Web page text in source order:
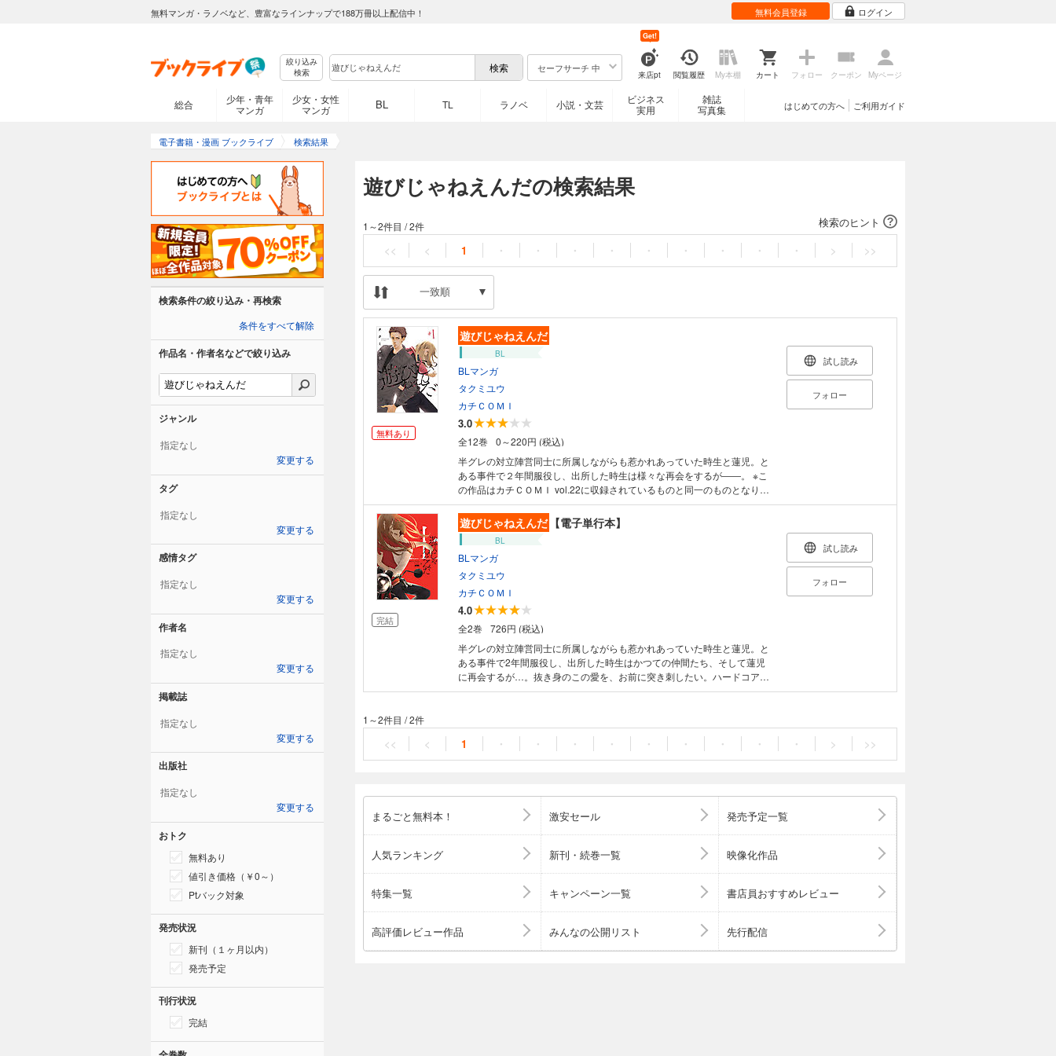
無料マンガ・ラノベなど、豊富なラインナップで188万冊以上配信中！ 無料会員登録 ログイン
絞り込み
検索
セーフサーチ 中
来店pt
Get!
閲覧履歴 My本棚 カート フォロー クーポン Myページ
総合
少年・青年
マンガ
少女・女性
マンガ
BL TL ラノベ 小説・文芸
ビジネス
実用
雑誌
写真集
ご利用ガイド
はじめての方へ
電子書籍・漫画 ブックライブ 検索結果
遊びじゃねえんだの検索結果
検索のヒント
1～2件目 /2件
<< < 1 ・ ・ ・ ・ ・ ・ ・ ・ ・ > >>
一致順
無料あり
遊びじゃねえんだ
BL
BLマンガ
タクミユウ
カチＣＯＭＩ
3.0
全12巻
0～220円 (税込)
半グレの対立陣営同士に所属しながらも惹かれあっていた時生と蓮児。と
ある事件で２年間服役し、出所した時生は様々な再会をするが――。 ※こ
の作品はカチＣＯＭＩ vol.22に収録されているものと同一のものとなりま
す。
試し読み
フォロー
完結
遊びじゃねえんだ 【電子単行本】
BL
BLマンガ
タクミユウ
カチＣＯＭＩ
4.0
全2巻
726円 (税込)
半グレの対立陣営同士に所属しながらも惹かれあっていた時生と蓮児。と
ある事件で2年間服役し、出所した時生はかつての仲間たち、そして蓮児
に再会するが…。抜き身のこの愛を、お前に突き刺したい。ハードコア・
ナイフエッジ・ラブ。 ※こちらは巻末に電子版のみの特典ペーパーがつい
試し読み
フォロー
1～2件目 /2件
<< < 1 ・ ・ ・ ・ ・ ・ ・ ・ ・ > >>
まるごと無料本！ 激安セール 発売予定一覧
人気ランキング 新刊・続巻一覧 映像化作品
特集一覧 キャンペーン一覧 書店員おすすめレビュー
高評価レビュー作品 みんなの公開リスト 先行配信
検索条件の絞り込み・再検索
条件をすべて解除
作品名・作者名などで絞り込み
ジャンル
指定なし
変更する
タグ
指定なし
変更する
感情タグ
指定なし
変更する
作者名
指定なし
変更する
掲載誌
指定なし
変更する
出版社
指定なし
変更する
おトク
無料あり
値引き価格（￥0～）
Ptバック対象
発売状況
新刊（１ヶ月以内）
発売予定
刊行状況
完結